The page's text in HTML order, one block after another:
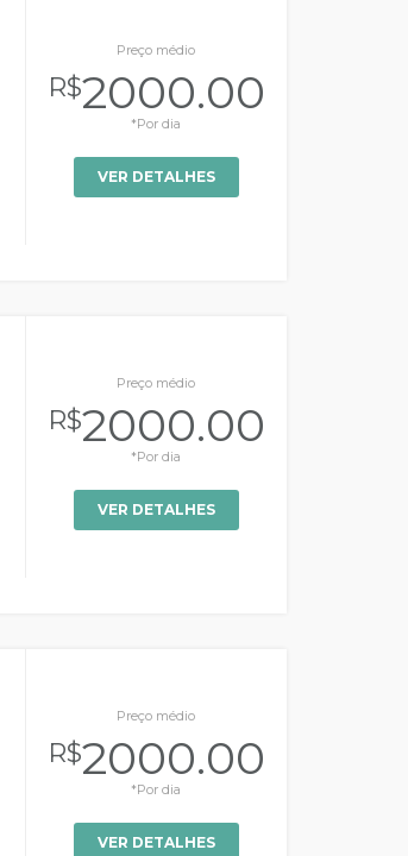
Preço médio
R$2000.00
*Por dia
VER DETALHES
Preço médio
R$2000.00
*Por dia
VER DETALHES
Preço médio
R$2000.00
*Por dia
VER DETALHES